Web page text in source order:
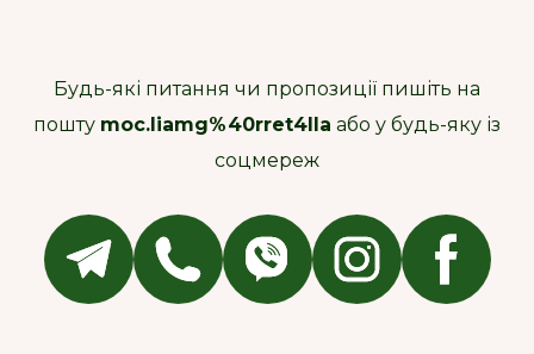
Будь-які питання чи пропозиції пишіть на
пошту moc.liamg%40rret4lla або у будь-яку із
соцмереж